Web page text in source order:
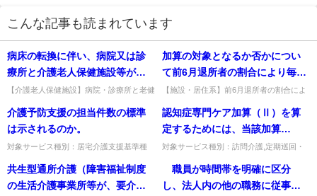
こんな記事も読まれています
病床の転換に伴い、病院又は診
療所と介護老人保健施設等が併
設する場合には、その施設や設
備について共用が広く認められ
ーター等の共用も認められる
か。
【介護老人保健施設】病院・診療所と老健
ーター等の共用も認められるか。病室・療
養室を除き共用が認められ、...
加算の対象となるか否かについ
て前6月退所者の割合により毎月
判定するのか
【施設・居住系】前6月退所者の割合によ
判断し、根拠資料を保管して指導監査時に
確認する。出典：平成18年...
介護予防支援の担当件数の標準
は示されるのか。
対象サービス種別：居宅介護支援基準種
数）」質問介護予防支援の担当件数の標準
は示されるのか。回答介護予防...
認知症専門ケア加算（Ⅱ）を算
定するためには、当該加算
（Ⅰ）の算定要件の一つである
認知症介護実践リーダー研修修
了者に加えて、認知症介護指導
対象サービス種別：訪問介護,定期巡回・
介護,介護予防訪問入浴介護,訪問入浴介護,
短期入所生活介護,介護...
共生型通所介護（障害福祉制度
の生活介護事業所等が、要介護
職員が時間帯を明確に区分
し、法人内の他の職務に従事し